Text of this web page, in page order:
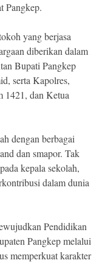
Pangkep.
yang berjasa
diberikan dalam
Bupati Pangkep
serta Kapolres,
1421, dan Ketua
dengan berbagai
dan smapor. Tak
kepala sekolah,
dalam dunia
Pendidikan
Pangkep melalui
memperkuat karakter